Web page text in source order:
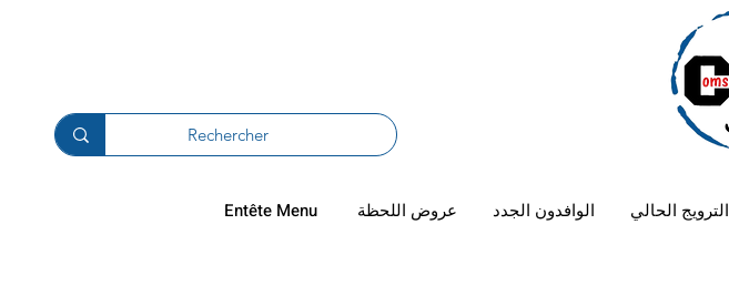
Entête Menu عروض اللحظة الوافدون الجدد الترويج الحالي